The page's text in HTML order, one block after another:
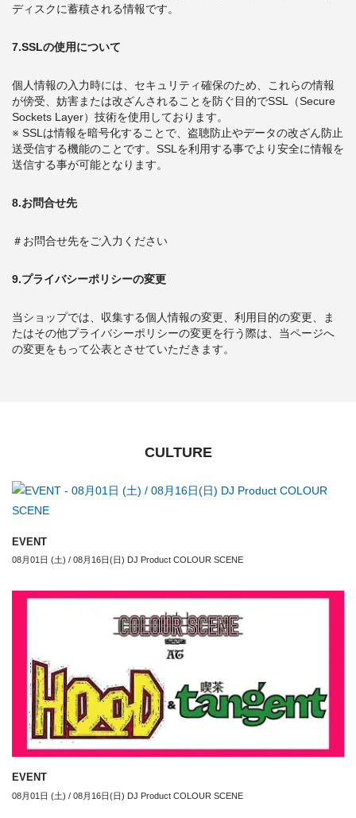
ディスクに蓄積される情報です。
7.SSLの使用について
個人情報の入力時には、セキュリティ確保のため、これらの情報
が傍受、妨害または改ざんされることを防ぐ目的でSSL（Secure
Sockets Layer）技術を使用しております。
※ SSLは情報を暗号化することで、盗聴防止やデータの改ざん防止
送受信する機能のことです。SSLを利用する事でより安全に情報を
送信する事が可能となります。
8.お問合せ先
＃お問合せ先をご入力ください
9.プライバシーポリシーの変更
当ショップでは、収集する個人情報の変更、利用目的の変更、ま
たはその他プライバシーポリシーの変更を行う際は、当ページへ
の変更をもって公表とさせていただきます。
CULTURE
EVENT
08月01日 (土) / 08月16日(日) DJ Product COLOUR SCENE
EVENT
08月01日 (土) / 08月16日(日) DJ Product COLOUR SCENE